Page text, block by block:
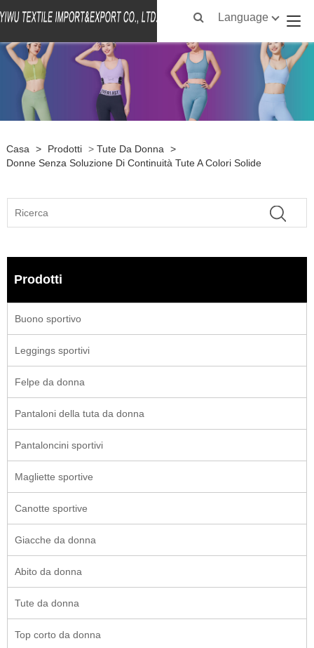
Language
Casa > Prodotti > Tute Da Donna
>
Donne Senza Soluzione Di Continuità Tute A Colori Solide
Prodotti
Buono sportivo
Leggings sportivi
Felpe da donna
Pantaloni della tuta da donna
Pantaloncini sportivi
Magliette sportive
Canotte sportive
Giacche da donna
Abito da donna
Tute da donna
Top corto da donna